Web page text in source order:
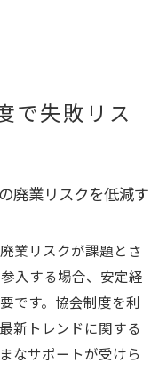
で失敗リス
廃業リスクを低減す
業リスクが課題とさ
入する場合、安定経
です。協会制度を利
新トレンドに関する
なサポートが受けら